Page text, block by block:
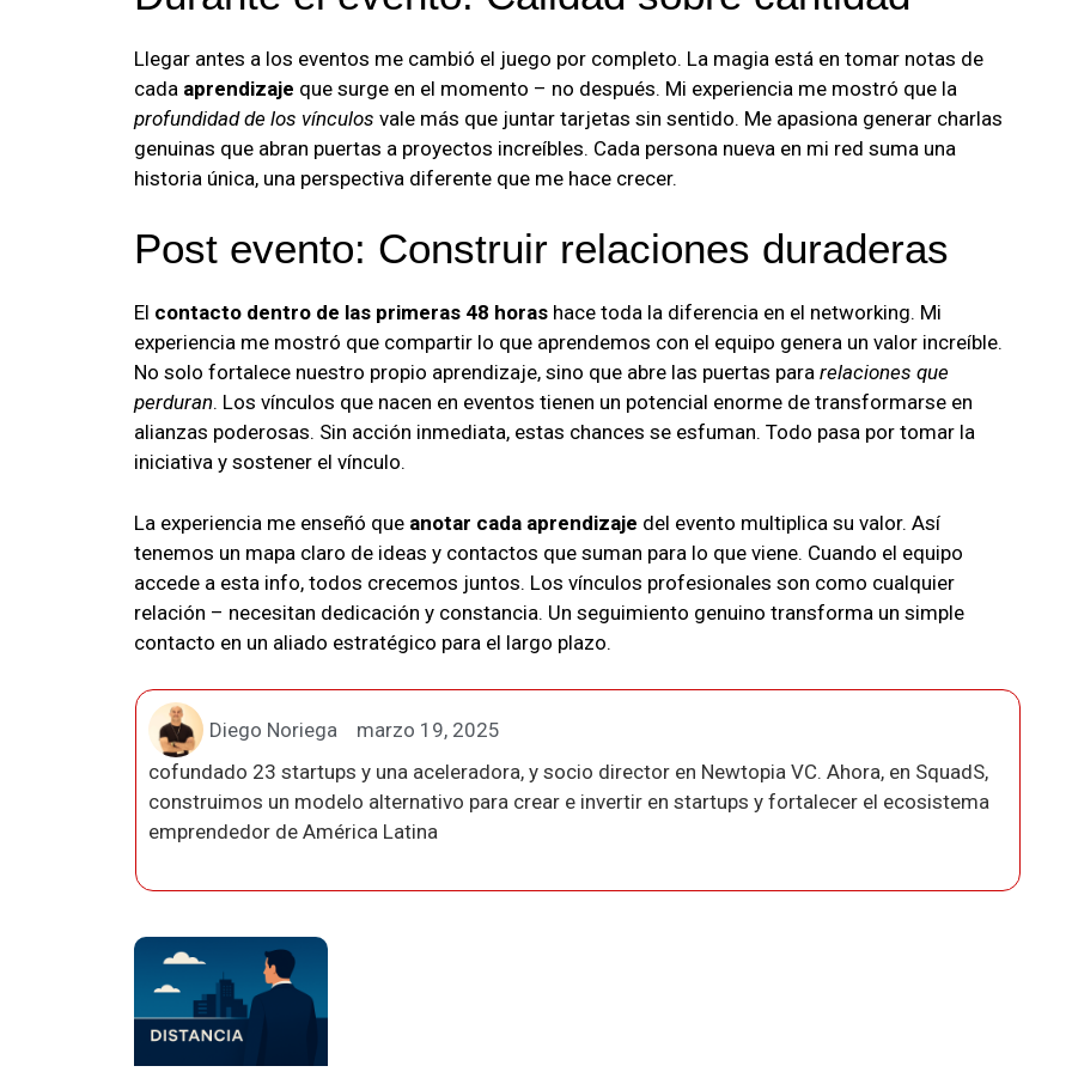
Llegar antes a los eventos me cambió el juego por completo. La magia está en tomar notas de
cada aprendizaje que surge en el momento – no después. Mi experiencia me mostró que la
profundidad de los vínculos vale más que juntar tarjetas sin sentido. Me apasiona generar charlas
genuinas que abran puertas a proyectos increíbles. Cada persona nueva en mi red suma una
historia única, una perspectiva diferente que me hace crecer.
Post evento: Construir relaciones duraderas
El contacto dentro de las primeras 48 horas hace toda la diferencia en el networking. Mi
experiencia me mostró que compartir lo que aprendemos con el equipo genera un valor increíble.
No solo fortalece nuestro propio aprendizaje, sino que abre las puertas para relaciones que
perduran. Los vínculos que nacen en eventos tienen un potencial enorme de transformarse en
alianzas poderosas. Sin acción inmediata, estas chances se esfuman. Todo pasa por tomar la
iniciativa y sostener el vínculo.
La experiencia me enseñó que anotar cada aprendizaje del evento multiplica su valor. Así
tenemos un mapa claro de ideas y contactos que suman para lo que viene. Cuando el equipo
accede a esta info, todos crecemos juntos. Los vínculos profesionales son como cualquier
relación – necesitan dedicación y constancia. Un seguimiento genuino transforma un simple
contacto en un aliado estratégico para el largo plazo.
Diego Noriega
marzo 19, 2025
cofundado 23 startups y una aceleradora, y socio director en Newtopia VC. Ahora, en SquadS,
construimos un modelo alternativo para crear e invertir en startups y fortalecer el ecosistema
emprendedor de América Latina